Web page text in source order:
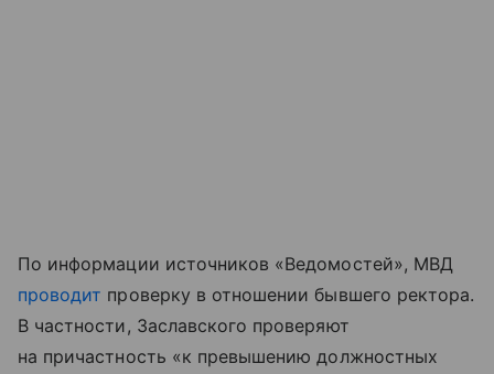
По информации источников «Ведомостей», МВД
проводит проверку в отношении бывшего ректора.
В частности, Заславского проверяют
на причастность «к превышению должностных